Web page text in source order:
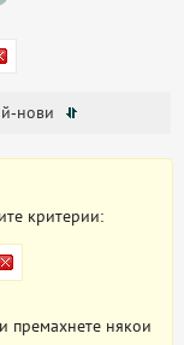
нови
критерии:
премахнете някои